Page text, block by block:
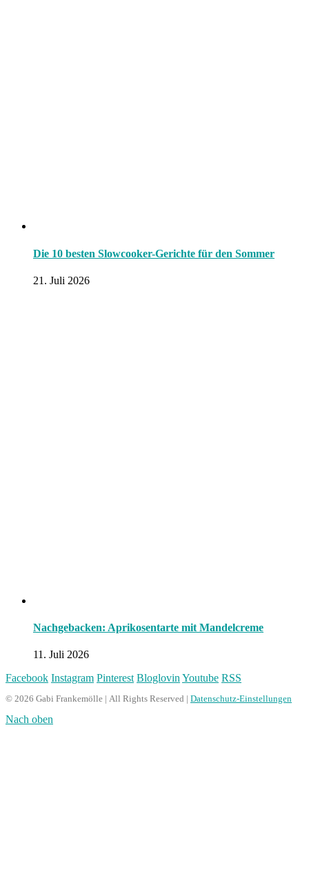
Die 10 besten Slowcooker-Gerichte für den Sommer
21. Juli 2026
Nachgebacken: Aprikosentarte mit Mandelcreme
11. Juli 2026
Facebook Instagram Pinterest BloglovinYoutube RSS
© 2026 Gabi Frankemölle | All Rights Reserved | Datenschutz-Einstellungen
Nach oben